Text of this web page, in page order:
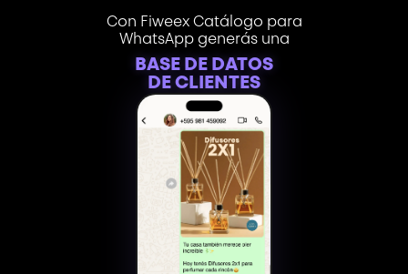
Con Fiweex Catálogo para
WhatsApp generás una
BASE DE DATOS
DE CLIENTES